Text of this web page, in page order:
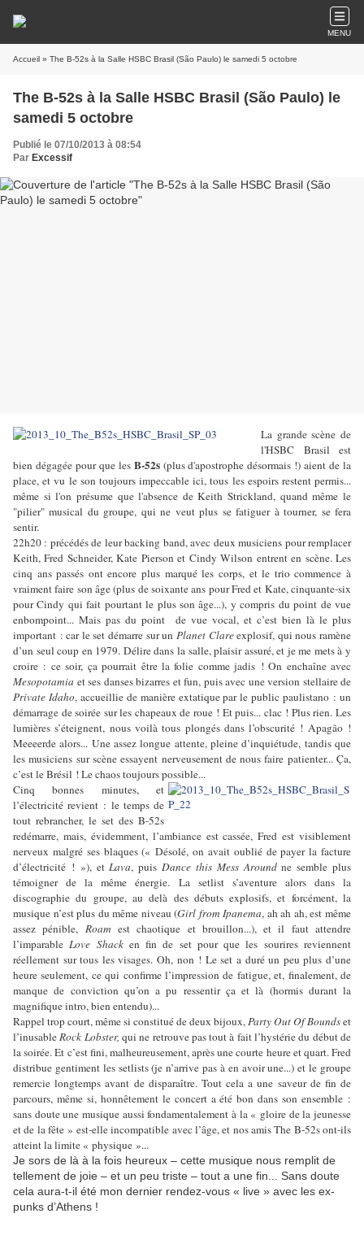
MENU
Accueil » The B-52s à la Salle HSBC Brasil (São Paulo) le samedi 5 octobre
The B-52s à la Salle HSBC Brasil (São Paulo) le
samedi 5 octobre
Publié le 07/10/2013 à 08:54
Par Excessif
La grande scène de
l'HSBC Brasil est
bien dégagée pour que les B-52s(plus d'apostrophe désormais !) aient de la
place, et vu le son toujours impeccable ici, tous les espoirs restent permis...
même si l'on présume que l'absence de Keith Strickland, quand même le
"pilier" musical du groupe, qui ne veut plus se fatiguer à tourner, se fera
sentir.
22h20 : précédés de leur backing band, avec deux musiciens pour remplacer
Keith, Fred Schneider, Kate Pierson et Cindy Wilson entrent en scène. Les
cinq ans passés ont encore plus marqué les corps, et le trio commence à
vraiment faire son âge (plus de soixante ans pour Fred et Kate, cinquante-six
pour Cindy qui fait pourtant le plus son âge...), y compris du point de vue
enbompoint... Mais pas du point de vue vocal, et c’est bien là le plus
important : car le set démarre sur un Planet Clareexplosif, qui nous ramène
d’un seul coup en 1979. Délire dans la salle, plaisir assuré, et je me mets à y
croire : ce soir, ça pourrait être la folie comme jadis ! On enchaîne avec
Mesopotamia et ses danses bizarres et fun, puis avec une version stellaire de
Private Idaho, accueillie de manière extatique par le public paulistano : un
démarrage de soirée sur les chapeaux de roue ! Et puis... clac ! Plus rien. Les
lumières s’éteignent, nous voilà tous plongés dans l’obscurité ! Apagão !
Meeeerde alors... Une assez longue attente, pleine d’inquiétude, tandis que
les musiciens sur scène essayent nerveusement de nous faire patienter... Ça,
c’est le Brésil ! Le chaos toujours possible...
Cinq bonnes minutes, et
l’électricité revient : le temps de
tout rebrancher, le set des B-52s
redémarre, mais, évidemment, l’ambiance est cassée, Fred est visiblement
nerveux malgré ses blaques (« Désolé, on avait oublié de payer la facture
d’électricité ! »), etLava, puisDance this Mess Aroundne semble plus
témoigner de la même énergie. La setlist s’aventure alors dans la
discographie du groupe, au delà des débuts explosifs, et forcément, la
musique n’est plus du même niveau (Girl from Ipanema, ah ah ah, est même
assez pénible, Roam est chaotique et brouillon...), et il faut attendre
l’imparableLove Shacken fin de set pour que les sourires reviennent
réellement sur tous les visages. Oh, non ! Le set a duré un peu plus d’une
heure seulement, ce qui confirme l’impression de fatigue, et, finalement, de
manque de conviction qu’on a pu ressentir ça et là (hormis durant la
magnifique intro, bien entendu)...
Rappel trop court, même si constitué de deux bijoux,Party Out Of Boundset
l’inusableRock Lobster, qui ne retrouve pas tout à fait l’hystérie du début de
la soirée. Et c’est fini, malheureusement, après une courte heure et quart. Fred
distribue gentiment les setlists (je n’arrive pas à en avoir une...) et le groupe
remercie longtemps avant de disparaître. Tout cela a une saveur de fin de
parcours, même si, honnêtement le concert a été bon dans son ensemble :
sans doute une musique aussi fondamentalement à la « gloire de la jeunesse
et de la fête » est-elle incompatible avec l’âge, et nos amis The B-52s ont-ils
atteint la limite « physique »...
Je sors de là à la fois heureux – cette musique nous remplit de
tellement de joie – et un peu triste – tout a une fin... Sans doute
cela aura-t-il été mon dernier rendez-vous « live » avec les ex-
punks d’Athens !